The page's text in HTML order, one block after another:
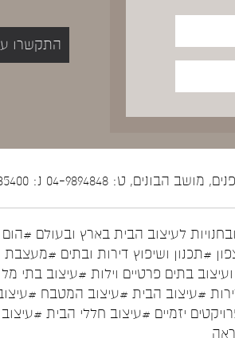
התקשרו עכשיו
ט: 04-9894848 נ: 052-5535400
לעיצוב הבית בארץ ובעולם #הום
#תכנון ושיפוץ דירות ובתים #מעצבת
בתים פרטיים וילות #עיצוב בתי
#עיצוב הבית #עיצוב המטבח
יזמיים #עיצוב חללי הבית